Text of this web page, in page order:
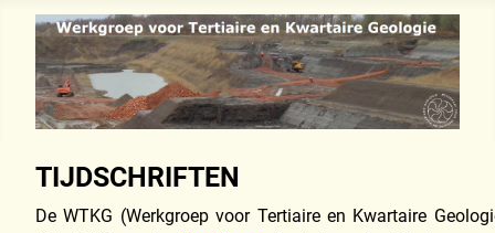
TIJDSCHRIFTEN
De WTKG (Werkgroep voor Tertiaire en Kwartaire